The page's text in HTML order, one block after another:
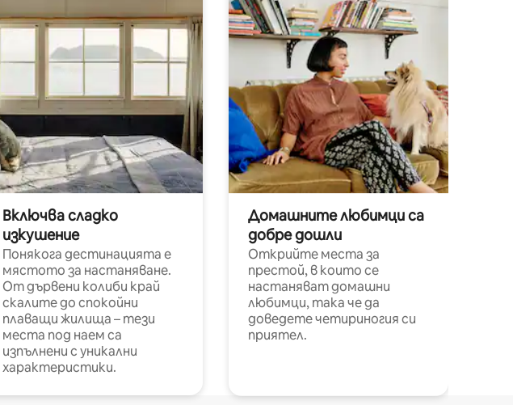
Включва сладко
изкушение
Понякога дестинацията е
мястото за настаняване.
От дървени колиби край
скалите до спокойни
плаващи жилища – тези
места под наем са
изпълнени с уникални
характеристики.
Домашните любимци са
добре дошли
Открийте места за
престой, в които се
настаняват домашни
любимци, така че да
доведете четириногия си
приятел.